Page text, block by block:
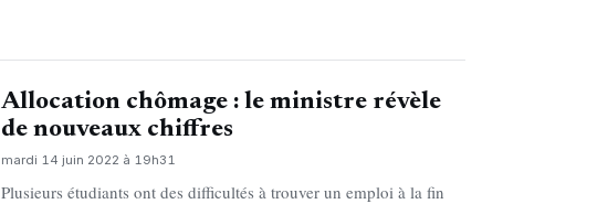
Allocation chômage : le ministre révèle
de nouveaux chiffres
mardi 14 juin 2022 à 19h31
Plusieurs étudiants ont des difficultés à trouver un emploi à la fin